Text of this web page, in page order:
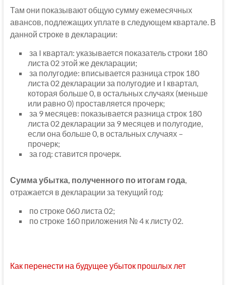
Там они показывают общую сумму ежемесячных
авансов, подлежащих уплате в следующем квартале. В
данной строке в декларации:
за I квартал: указывается показатель строки 180
листа 02 этой же декларации;
за полугодие: вписывается разница строк 180
листа 02 декларации за полугодие и I квартал,
которая больше 0, в остальных случаях (меньше
или равно 0) проставляется прочерк;
за 9 месяцев: показывается разница строк 180
листа 02 декларации за 9 месяцев и полугодие,
если она больше 0, в остальных случаях –
прочерк;
за год: ставится прочерк.
Сумма убытка, полученного по итогам года,
отражается в декларации за текущий год:
по строке 060 листа 02;
по строке 160 приложения № 4 к листу 02.
Как перенести на будущее убыток прошлых лет